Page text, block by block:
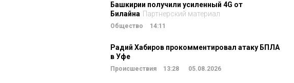
Башкирии получили усиленный 4G от
Билайна Партнерский материал
Общество 14:11
Радий Хабиров прокомментировал атаку БПЛА
в Уфе
Происшествия 13:28 05.08.2026